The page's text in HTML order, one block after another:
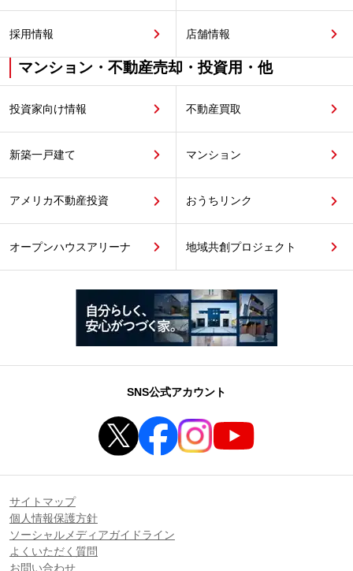
採用情報 店舗情報
マンション・不動産売却・投資用・他
投資家向け情報 不動産買取
新築一戸建て マンション
アメリカ不動産投資 おうちリンク
オープンハウスアリーナ 地域共創プロジェクト
SNS公式アカウント
サイトマップ
個人情報保護方針
ソーシャルメディアガイドライン
よくいただく質問
お問い合わせ